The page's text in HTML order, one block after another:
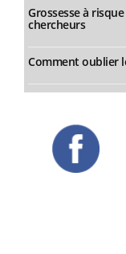
Grossesse à
chercheurs
Comment oublier